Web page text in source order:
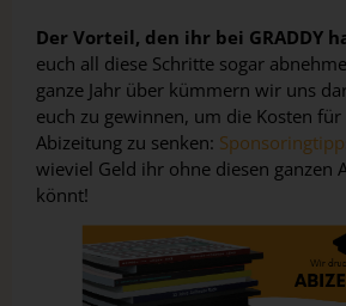
Der Vorteil, den ihr bei GRADDY
euch all diese Schritte sogar
ganze Jahr über kümmern wir uns
euch zu gewinnen, um die Kosten
Abizeitung zu senken:
wieviel Geld ihr ohne diesen ganzen
könnt!